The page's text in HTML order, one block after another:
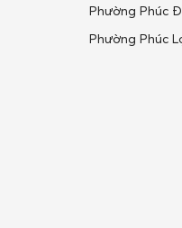
Phường Phúc
Phường Phúc